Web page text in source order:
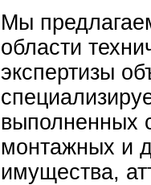
Мы
области
экспертизы
выполненных
монтажных и
имущества,